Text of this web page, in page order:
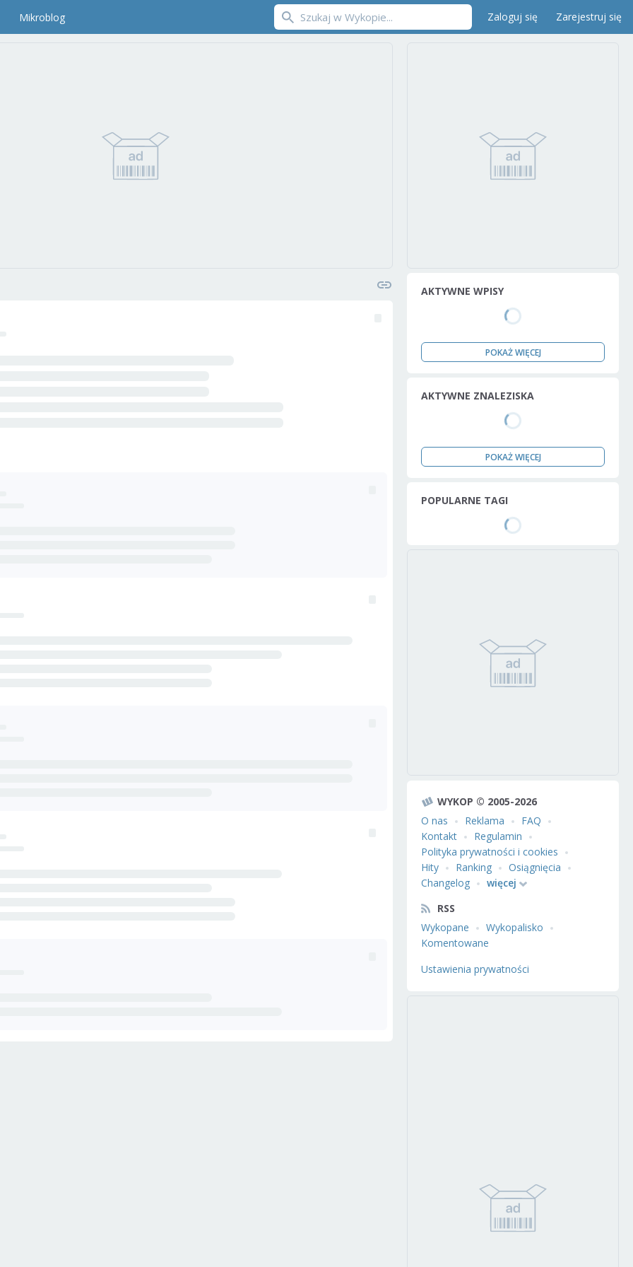
Mikroblog Zaloguj się Zarejestruj się
AKTYWNE WPISY
POKAŻ WIĘCEJ
AKTYWNE ZNALEZISKA
POKAŻ WIĘCEJ
POPULARNE TAGI
WYKOP © 2005-2026
O nas
Reklama
FAQ
Kontakt
Regulamin
Polityka prywatności i cookies
Hity
Ranking
Osiągnięcia
Changelog
więcej
RSS
Wykopane
Wykopalisko
Komentowane
Ustawienia prywatności